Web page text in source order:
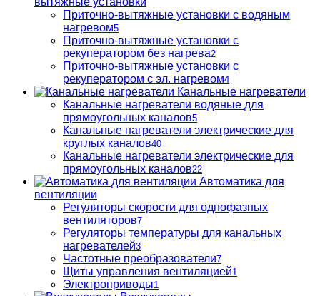
Приточно-вытяжные установки с водяным
нагревом5
Приточно-вытяжные установки с
рекуператором без нагрева2
Приточно-вытяжные установки с
рекуператором с эл. нагревом4
Канальные нагреватели
Канальные нагреватели водяные для
прямоугольных каналов5
Канальные нагреватели электрические для
круглых каналов40
Канальные нагреватели электрические для
прямоугольных каналов22
Автоматика для
вентиляции
Регуляторы скорости для однофазных
вентиляторов7
Регуляторы температуры для канальных
нагревателей3
Частотные преобразователи7
Щиты управления вентиляцией1
Электроприводы1